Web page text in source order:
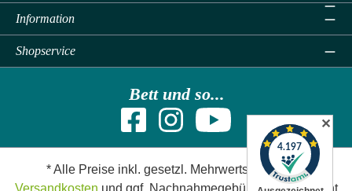
Bett und so...
Information
Shopservice
* Alle Preise inkl. gesetzl. Mehrwertsteuer zzgl.
✕